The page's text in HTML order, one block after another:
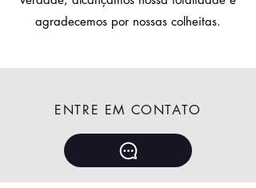
agradecemos por nossas colheitas.
ENTRE EM CONTATO